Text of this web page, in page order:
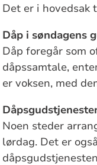
Det er i
Dåp i søndagens
Dåp foregår som
dåpssamtale,
er voksen, med
Noen steder
lørdag. Det er